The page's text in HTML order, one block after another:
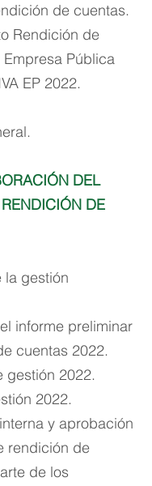
de cuentas.
Rendición de
Pública
EP 2022.
DEL
DE
la gestión
informe preliminar
cuentas 2022.
gestión 2022.
2022.
y aprobación
rendición de
de los